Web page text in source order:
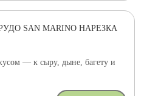
SAN MARINO НАРЕЗКА
— к сыру, дыне, багету и